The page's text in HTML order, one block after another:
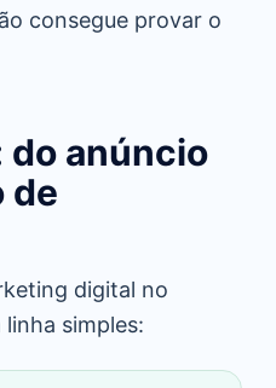
consegue provar o
do anúncio
de
digital no
simples: